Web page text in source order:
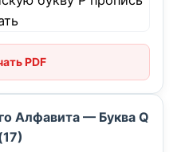
PDF
Алфавита — Буква Q